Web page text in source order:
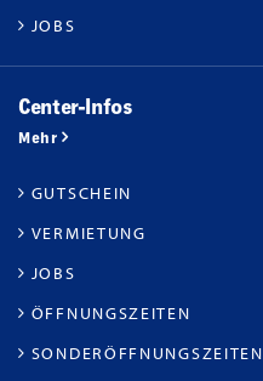
JOBS
Center-Infos
Mehr
GUTSCHEIN
VERMIETUNG
JOBS
ÖFFNUNGSZEITEN
SONDERÖFFNUNGSZEITEN